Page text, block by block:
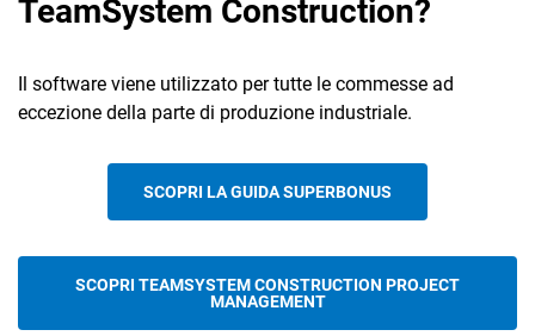
TeamSystem Construction?
Il software viene utilizzato per tutte le commesse ad
eccezione della parte di produzione industriale.
SCOPRI LA GUIDA SUPERBONUS
SCOPRI TEAMSYSTEM CONSTRUCTION PROJECT
MANAGEMENT